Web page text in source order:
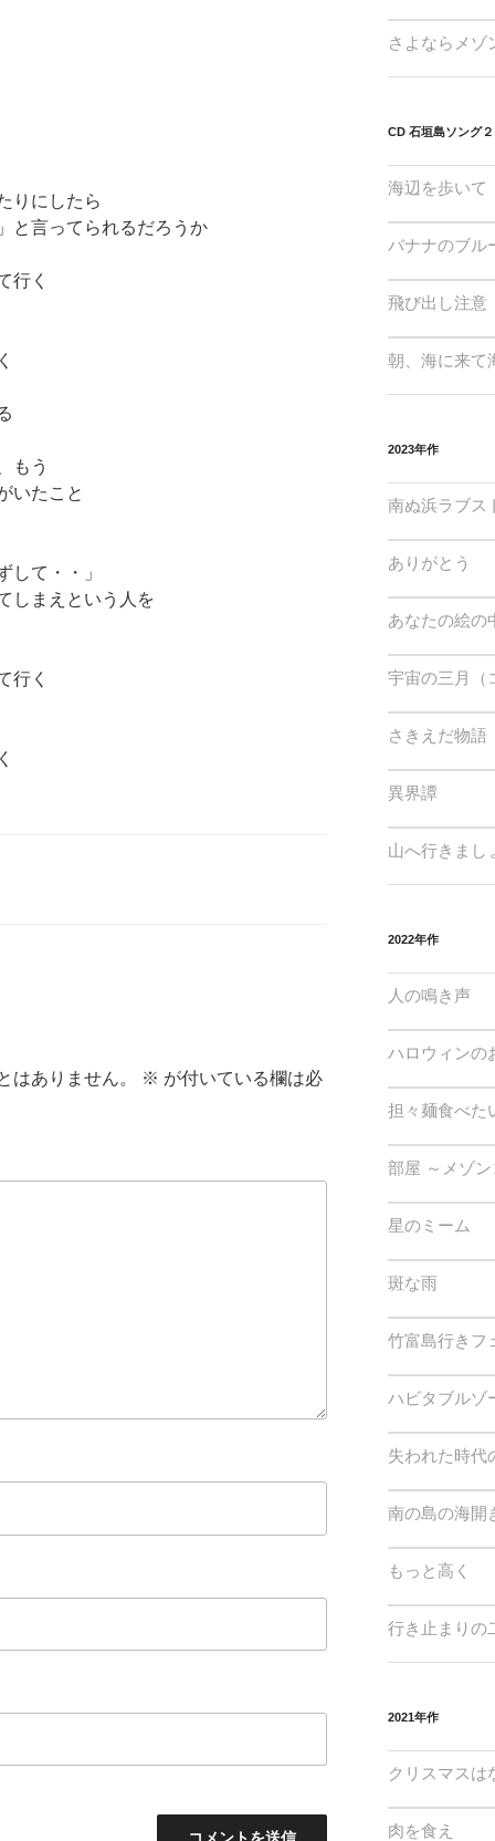
りにしたら
と言ってられるだろうか
行く
もう
いたこと
して・・」
しまえという人を
行く
はありません。 ※ が付いている欄は必
さよならメゾ
CD 石垣島ソング２
海辺を歩いて
バナナのブル
飛び出し注意
朝、海に来て
2023年作
南ぬ浜ラブス
ありがとう
あなたの絵の
宇宙の三月（
さきえだ物語
異界譚
山へ行きまし
2022年作
人の鳴き声
ハロウィンの
担々麺食べた
部屋 ～メゾン
星のミーム
斑な雨
竹富島行きフ
ハビタブルゾ
失われた時代
南の島の海開
もっと高く
行き止まりの
2021年作
クリスマスは
肉を食え